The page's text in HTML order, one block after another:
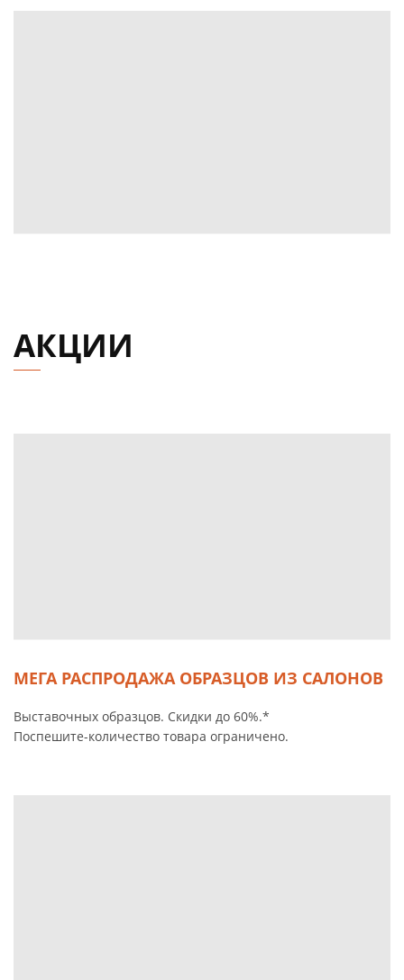
АКЦИИ
МЕГА РАСПРОДАЖА ОБРАЗЦОВ ИЗ САЛОНОВ
Выставочных образцов. Скидки до 60%.*
Поспешите-количество товара ограничено.